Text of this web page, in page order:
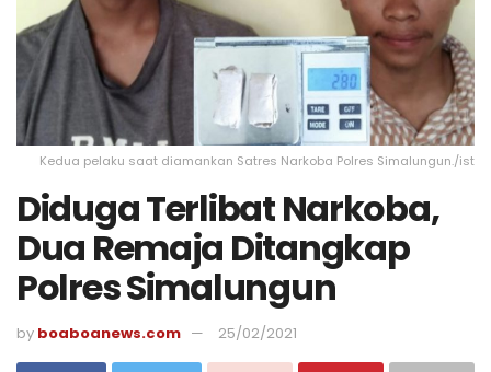
Kedua pelaku saat diamankan Satres Narkoba Polres Simalungun./ist
Diduga Terlibat Narkoba,
Dua Remaja Ditangkap
Polres Simalungun
by boaboanews.com 25/02/2021